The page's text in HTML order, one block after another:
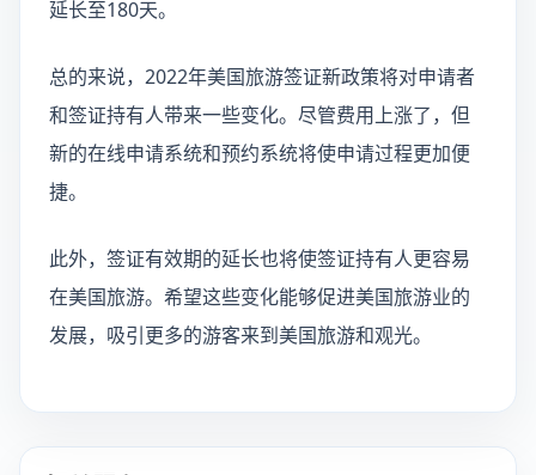
延长至180天。
总的来说，2022年美国旅游签证新政策将对申请者
和签证持有人带来一些变化。尽管费用上涨了，但
新的在线申请系统和预约系统将使申请过程更加便
捷。
此外，签证有效期的延长也将使签证持有人更容易
在美国旅游。希望这些变化能够促进美国旅游业的
发展，吸引更多的游客来到美国旅游和观光。